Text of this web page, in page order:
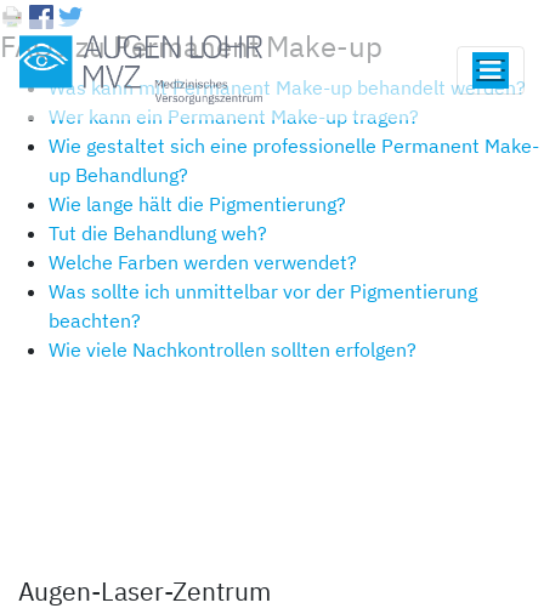
FAQs zu Permanent Make-up
Was kann mit Permanent Make-up behandelt werden?
Wer kann ein Permanent Make-up tragen?
Wie gestaltet sich eine professionelle Permanent Make-
up Behandlung?
Wie lange hält die Pigmentierung?
Tut die Behandlung weh?
Welche Farben werden verwendet?
Was sollte ich unmittelbar vor der Pigmentierung
beachten?
Wie viele Nachkontrollen sollten erfolgen?
Augen-Laser-Zentrum